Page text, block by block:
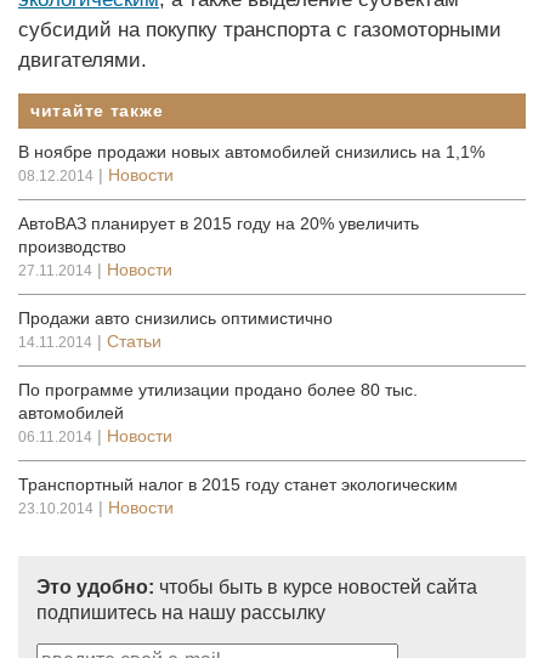
субсидий на покупку транспорта с газомоторными
двигателями.
читайте также
В ноябре продажи новых автомобилей снизились на 1,1%
08.12.2014 | Новости
АвтоВАЗ планирует в 2015 году на 20% увеличить
производство
27.11.2014 | Новости
Продажи авто снизились оптимистично
14.11.2014 | Статьи
По программе утилизации продано более 80 тыс.
автомобилей
06.11.2014 | Новости
Транспортный налог в 2015 году станет экологическим
23.10.2014 | Новости
Это удобно: чтобы быть в курсе новостей сайта
подпишитесь на нашу рассылку